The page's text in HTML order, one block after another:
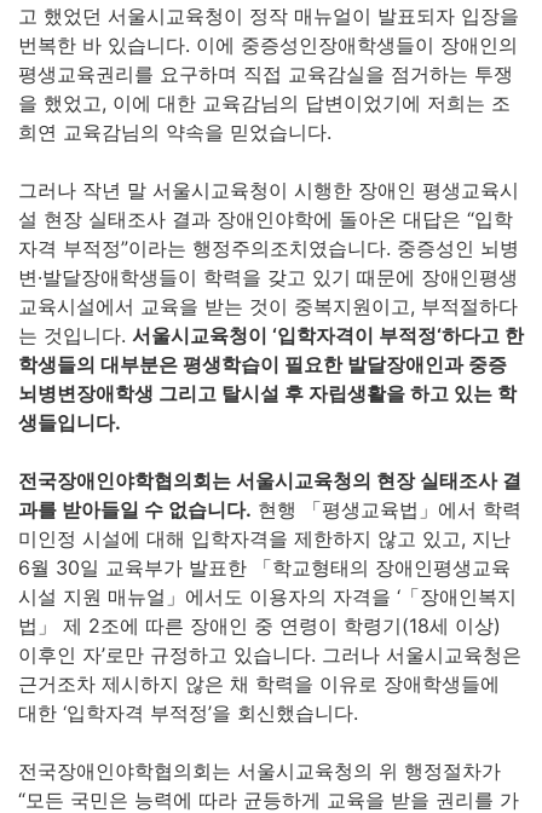
고 했었던 서울시교육청이 정작 매뉴얼이 발표되자 입장을
번복한 바 있습니다. 이에 중증성인장애학생들이 장애인의
평생교육권리를 요구하며 직접 교육감실을 점거하는 투쟁
을 했었고, 이에 대한 교육감님의 답변이었기에 저희는 조
희연 교육감님의 약속을 믿었습니다.
그러나 작년 말 서울시교육청이 시행한 장애인 평생교육시
설 현장 실태조사 결과 장애인야학에 돌아온 대답은 “입학
자격 부적정”이라는 행정주의조치였습니다. 중증성인 뇌병
변·발달장애학생들이 학력을 갖고 있기 때문에 장애인평생
교육시설에서 교육을 받는 것이 중복지원이고, 부적절하다
는 것입니다. 서울시교육청이 ‘입학자격이 부적정‘하다고 한
학생들의 대부분은 평생학습이 필요한 발달장애인과 중증
뇌병변장애학생 그리고 탈시설 후 자립생활을 하고 있는 학
생들입니다.
전국장애인야학협의회는 서울시교육청의 현장 실태조사 결
과를 받아들일 수 없습니다. 현행 「평생교육법」에서 학력
미인정 시설에 대해 입학자격을 제한하지 않고 있고, 지난
6월 30일 교육부가 발표한 「학교형태의 장애인평생교육
시설 지원 매뉴얼」에서도 이용자의 자격을 ‘「장애인복지
법」 제 2조에 따른 장애인 중 연령이 학령기(18세 이상)
이후인 자’로만 규정하고 있습니다. 그러나 서울시교육청은
근거조차 제시하지 않은 채 학력을 이유로 장애학생들에
대한 ‘입학자격 부적정’을 회신했습니다.
전국장애인야학협의회는 서울시교육청의 위 행정절차가
“모든 국민은 능력에 따라 균등하게 교육을 받을 권리를 가